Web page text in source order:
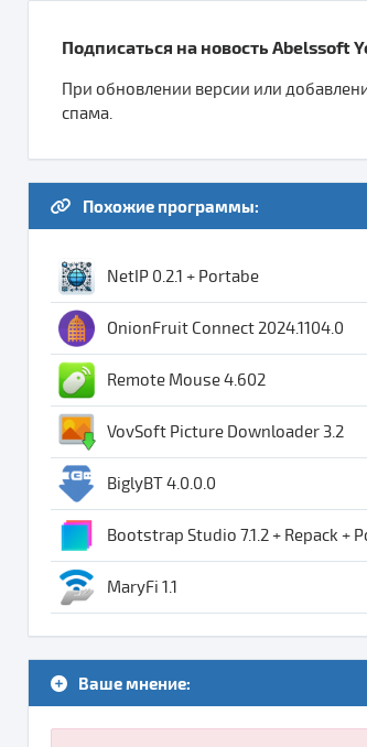
Подписаться на новость Abelssoft
При обновлении версии или
спама.
Похожие программы:
NetIP 0.2.1 + Portabe
OnionFruit Connect 2024.1104.0
Remote Mouse 4.602
VovSoft Picture Downloader 3.2
BiglyBT 4.0.0.0
Bootstrap Studio 7.1.2 + Repack +
MaryFi 1.1
Ваше мнение: